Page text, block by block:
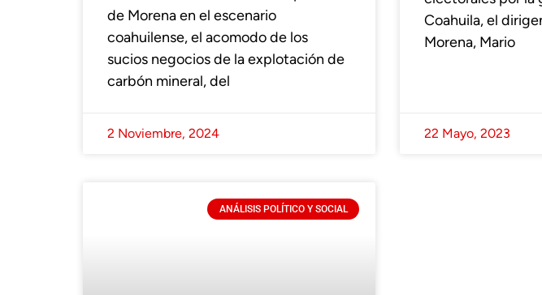
de Morena en el escenario
coahuilense, el acomodo de los
sucios negocios de la explotación de
carbón mineral, del
2 Noviembre, 2024
Coahuila, el
Morena, Mario
22 Mayo, 2023
ANÁLISIS POLÍTICO Y SOCIAL